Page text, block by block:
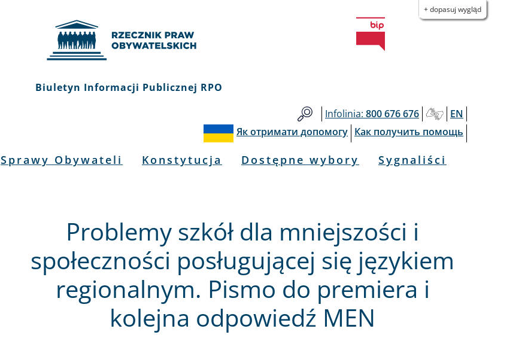
+ dopasuj wygląd
Biuletyn Informacji Publicznej RPO
Infolinia: 800 676 676
EN
Як отримати допомогу Как получить помощь
Sprawy Obywateli Konstytucja Dostępne wybory Sygnaliści
Problemy szkół dla mniejszości i
społeczności posługującej się językiem
regionalnym. Pismo do premiera i
kolejna odpowiedź MEN